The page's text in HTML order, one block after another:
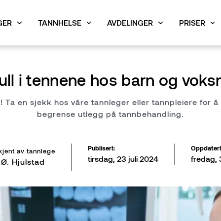
Airflow
Tannregulering for voksne
Tannbro
TANNHELSE
vite om narkose hos tannlegenMisfargede tenner? Få
AVDELINGER
Tannlege i Porsgrunn
PRISER
Priser i Porsgrunn
i tennene hos barn og
Ta en sjekk hos våre tannleger eller tannpleiere for
begrense utlegg på tannbehandling.
av tannlege
Hjulstad
Publisert:
tirsdag, 23 juli 2024
Oppdatert
fredag,